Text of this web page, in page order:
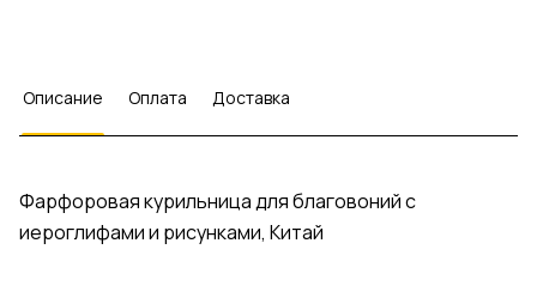
Описание Оплата Доставка
Фарфоровая курильница для благовоний с
иероглифами и рисунками, Китай